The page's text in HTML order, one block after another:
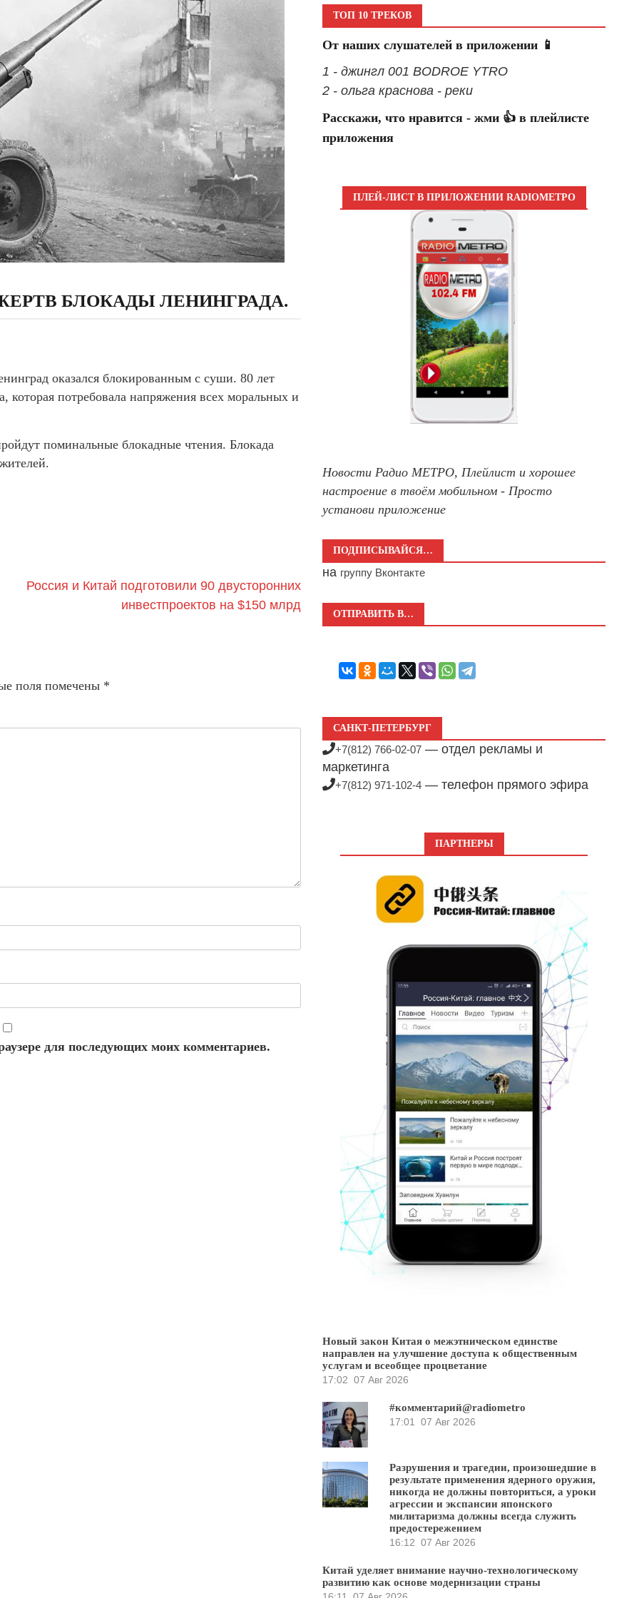
БЛОКАДЫ ЛЕНИНГРАДА.
оказался блокированным с суши. 80 лет
которая потребовала напряжения всех моральных и
поминальные блокадные чтения. Блокада
Россия и Китай подготовили 90 двусторонних
инвестпроектов на $150 млрд
поля помечены *
для последующих моих комментариев.
ТОП 10 ТРЕКОВ
От наших слушателей в приложении 📱
1 - джингл 001 BODROE YTRO
2 - ольга краснова - реки
Расскажи, что нравится - жми 👍 в плейлисте
приложения
ПЛЕЙ-ЛИСТ В ПРИЛОЖЕНИИ RADIOМЕТРО
Новости Радио МЕТРО, Плейлист и хорошее
настроение в твоём мобильном - Просто
установи приложение
ПОДПИСЫВАЙСЯ…
на группу Вконтакте
ОТПРАВИТЬ В…
САНКТ-ПЕТЕРБУРГ
+7(812) 766-02-07 — отдел рекламы и
маркетинга
+7(812) 971-102-4 — телефон прямого эфира
ПАРТНЕРЫ
Новый закон Китая о межэтническом единстве
направлен на улучшение доступа к общественным
услугам и всеобщее процветание
17:02 07 Авг 2026
#комментарий@radiometro
17:01
07 Авг 2026
Разрушения и трагедии, произошедшие в
результате применения ядерного оружия,
никогда не должны повториться, а уроки
агрессии и экспансии японского
милитаризма должны всегда служить
предостережением
16:12 07 Авг 2026
Китай уделяет внимание научно-технологическому
развитию как основе модернизации страны